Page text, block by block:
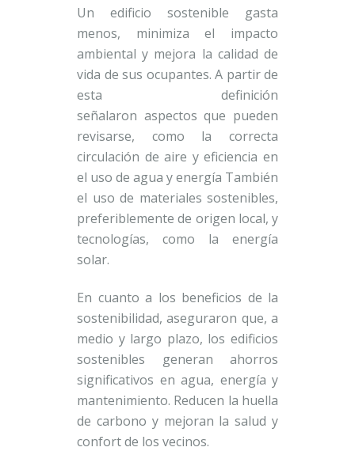
Un edificio sostenible gasta
menos, minimiza el impacto
ambiental y mejora la calidad de
vida de sus ocupantes. A partir de
esta definición
señalaron aspectos que pueden
revisarse, como la correcta
circulación de aire y eficiencia en
el uso de agua y energía También
el uso de materiales sostenibles,
preferiblemente de origen local, y
tecnologías, como la energía
solar.
En cuanto a los beneficios de la
sostenibilidad, aseguraron que, a
medio y largo plazo, los edificios
sostenibles generan ahorros
significativos en agua, energía y
mantenimiento. Reducen la huella
de carbono y mejoran la salud y
confort de los vecinos.